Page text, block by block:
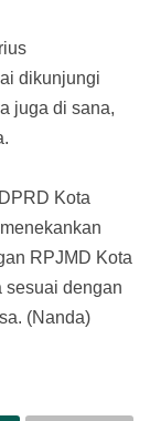
dikunjungi
juga di sana,
Kota
RPJMD Kota
sesuai dengan
(Nanda)